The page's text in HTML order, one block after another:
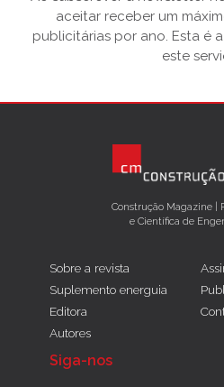
aceitar receber um
publicitárias por ano. Esta é
este
Construção Magazine |
e Científica de
Sobre a revista
Suplemento energuia
Editora
Autores
Siga-nos